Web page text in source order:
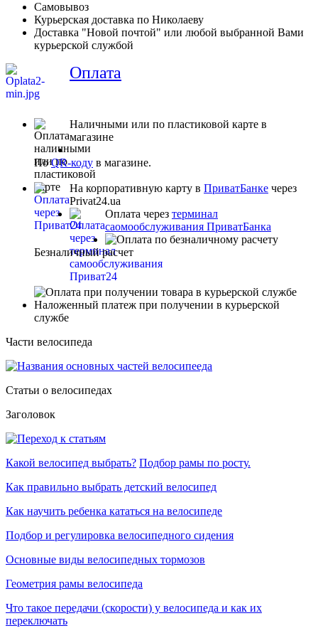
Самовывоз
Курьерская доставка по Николаеву
Доставка "Новой почтой" или любой выбранной Вами
курьерской службой
Оплата
Наличными или по пластиковой карте в
магазине
ПоQR-коду в магазине.
На корпоративную карту в ПриватБанке через
Privat24.ua
Оплата через терминал
саомообслуживания ПриватБанка
Безналичный расчет
Наложенный платеж при получении в курьерской
службе
Части велосипеда
Статьи о велосипедах
Заголовок
Какой велосипед выбрать? Подбор рамы по росту.
Как правильно выбрать детский велосипед
Как научить ребенка кататься на велосипеде
Подбор и регулировка велосипедного сидения
Основные виды велосипедных тормозов
Геометрия рамы велосипеда
Что такое передачи (скорости) у велосипеда и как их
переключать